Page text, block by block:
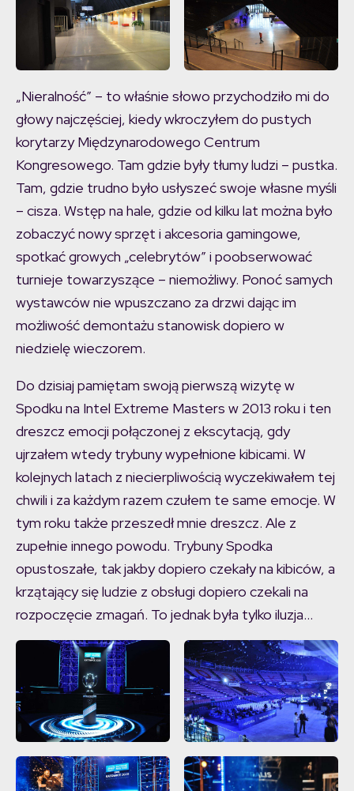
„Nieralność” – to właśnie słowo przychodziło mi do
głowy najczęściej, kiedy wkroczyłem do pustych
korytarzy Międzynarodowego Centrum
Kongresowego. Tam gdzie były tłumy ludzi – pustka.
Tam, gdzie trudno było usłyszeć swoje własne myśli
– cisza. Wstęp na hale, gdzie od kilku lat można było
zobaczyć nowy sprzęt i akcesoria gamingowe,
spotkać growych „celebrytów” i poobserwować
turnieje towarzyszące – niemożliwy. Ponoć samych
wystawców nie wpuszczano za drzwi dając im
możliwość demontażu stanowisk dopiero w
niedzielę wieczorem.
Do dzisiaj pamiętam swoją pierwszą wizytę w
Spodku na Intel Extreme Masters w 2013 roku i ten
dreszcz emocji połączonej z ekscytacją, gdy
ujrzałem wtedy trybuny wypełnione kibicami. W
kolejnych latach z niecierpliwością wyczekiwałem tej
chwili i za każdym razem czułem te same emocje. W
tym roku także przeszedł mnie dreszcz. Ale z
zupełnie innego powodu. Trybuny Spodka
opustoszałe, tak jakby dopiero czekały na kibiców, a
krzątający się ludzie z obsługi dopiero czekali na
rozpoczęcie zmagań. To jednak była tylko iluzja…